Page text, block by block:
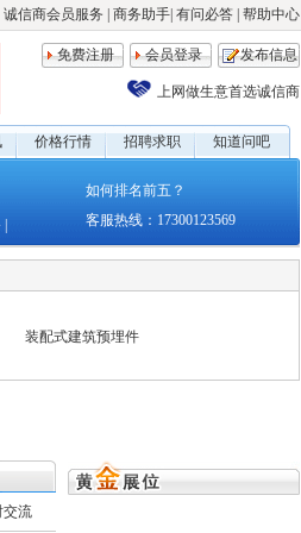
诚信商会员服务 商务助手 有问必答 帮助中心
免费注册 会员登录 发布信息
上网做生意首选诚信商
价格行情 招聘求职 知道问吧
如何排名前五？
客服热线：17300123569
装配式建筑预埋件
交流